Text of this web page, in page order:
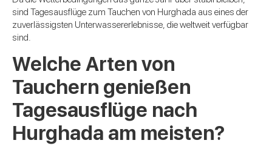
sind Tagesausflüge zum Tauchen von Hurghada aus eines der
zuverlässigsten Unterwassererlebnisse, die weltweit verfügbar
sind.
Welche Arten von
Tauchern genießen
Tagesausflüge nach
Hurghada am meisten?